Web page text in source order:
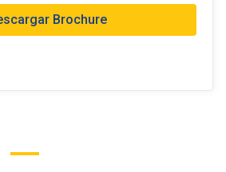
Brochure